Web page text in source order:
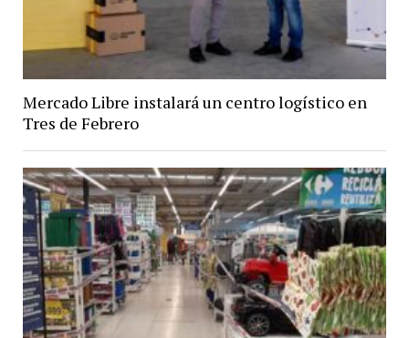
Mercado Libre instalará un centro logístico en
Tres de Febrero